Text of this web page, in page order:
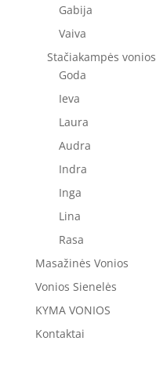
Gabija
Vaiva
Stačiakampės vonios
Goda
Ieva
Laura
Audra
Indra
Inga
Lina
Rasa
Masažinės Vonios
Vonios Sienelės
KYMA VONIOS
Kontaktai